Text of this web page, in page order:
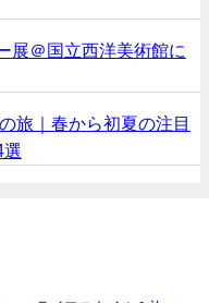
展＠国立西洋美術館に
旅｜春から初夏の注目
選